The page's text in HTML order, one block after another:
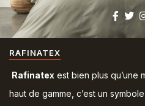
RAFINATEX
Rafinatex est bien plus qu’une
haut de gamme, c’est un